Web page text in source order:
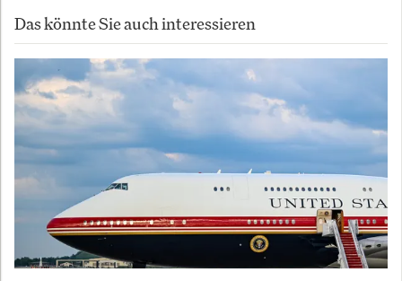
Das könnte Sie auch interessieren